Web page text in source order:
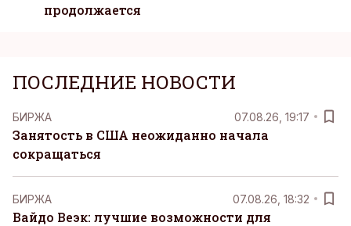
продолжается
ПОСЛЕДНИЕ НОВОСТИ
БИРЖА 07.08.26, 19:17
Занятость в США неожиданно начала
сокращаться
БИРЖА 07.08.26, 18:32
Вайдо Веэк: лучшие возможности для